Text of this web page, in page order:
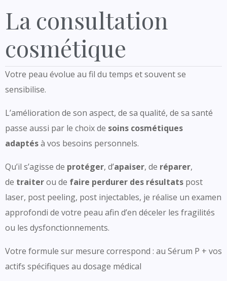
La consultation
cosmétique
Votre peau évolue au fil du temps et souvent se
sensibilise.
L’amélioration de son aspect, de sa qualité, de sa santé
passe aussi par le choix de soins cosmétiques
adaptésà vos besoins personnels.
Qu’il s’agisse de protéger, d’apaiser, de réparer,
de traiterou de faire perdurer des résultats post
laser, post peeling, post injectables, je réalise un examen
approfondi de votre peau afin d’en déceler les fragilités
ou les dysfonctionnements.
Votre formule sur mesure correspond : au Sérum P + vos
actifs spécifiques au dosage médical